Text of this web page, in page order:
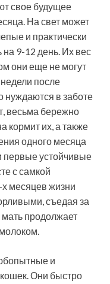
свое будущее
На свет может
и практически
9-12 день. Их вес
они еще не могут
после
нуждаются в заботе
весьма бережно
кормит их, а также
одного месяца
первые устойчивые
с самкой
месяцев жизни
съедая за
мать продолжает
и
Они быстро